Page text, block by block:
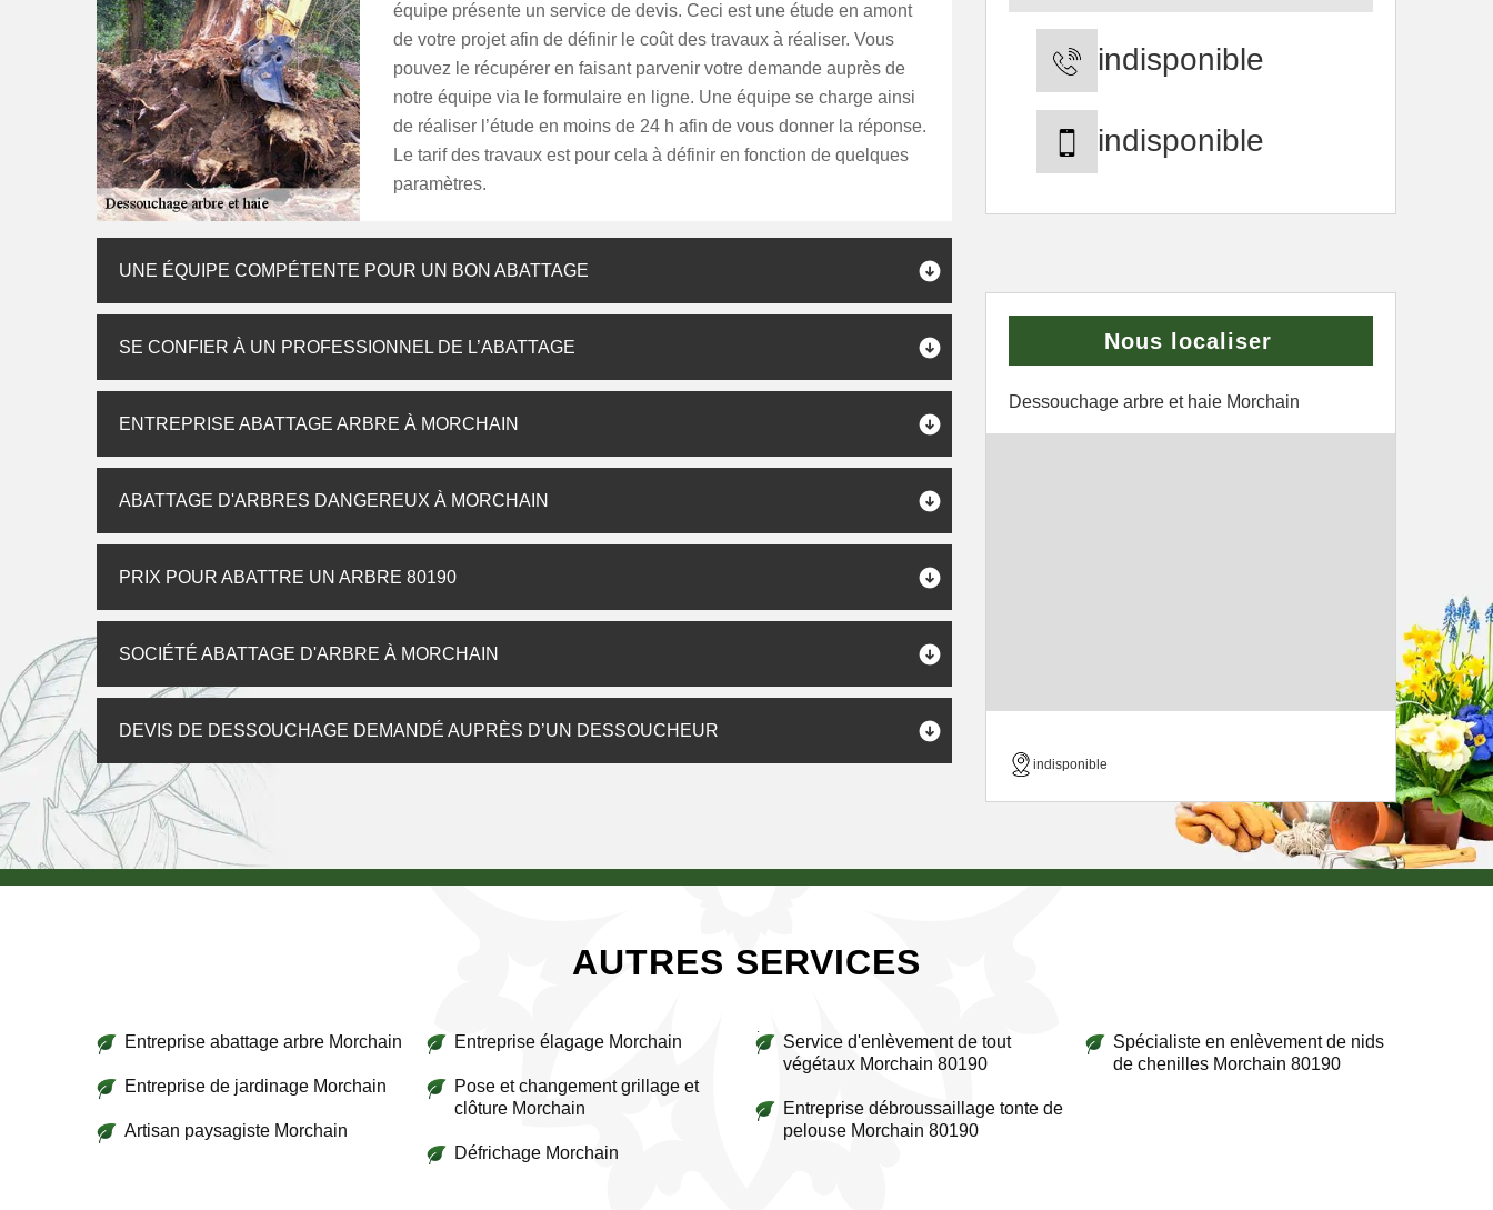
équipe présente un service de devis. Ceci est une étude en amont
de votre projet afin de définir le coût des travaux à réaliser. Vous
pouvez le récupérer en faisant parvenir votre demande auprès de
notre équipe via le formulaire en ligne. Une équipe se charge ainsi
de réaliser l’étude en moins de 24 h afin de vous donner la réponse.
Le tarif des travaux est pour cela à définir en fonction de quelques
paramètres.
UNE ÉQUIPE COMPÉTENTE POUR UN BON ABATTAGE
SE CONFIER À UN PROFESSIONNEL DE L’ABATTAGE
ENTREPRISE ABATTAGE ARBRE À MORCHAIN
ABATTAGE D'ARBRES DANGEREUX À MORCHAIN
PRIX POUR ABATTRE UN ARBRE 80190
SOCIÉTÉ ABATTAGE D'ARBRE À MORCHAIN
DEVIS DE DESSOUCHAGE DEMANDÉ AUPRÈS D’UN DESSOUCHEUR
indisponible
indisponible
Nous localiser
Dessouchage arbre et haie Morchain
indisponible
AUTRES SERVICES
Entreprise abattage arbre Morchain
Entreprise de jardinage Morchain
Artisan paysagiste Morchain
Entreprise élagage Morchain
Pose et changement grillage et
clôture Morchain
Défrichage Morchain
Service d'enlèvement de tout
végétaux Morchain 80190
Entreprise débroussaillage tonte de
pelouse Morchain 80190
Spécialiste en enlèvement de nids
de chenilles Morchain 80190